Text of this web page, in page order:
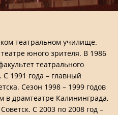
театральном училище.
юного зрителя. В 1986
театрального
1991 года – главный
Сезон 1998 – 1999 годов
в драмтеатре Калининграда,
С 2003 по 2008 год –